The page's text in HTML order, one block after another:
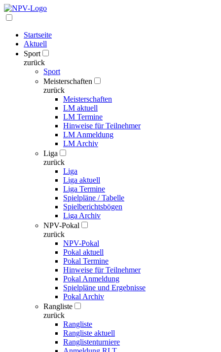
Startseite
Aktuell
Sport
zurück
Sport
Meisterschaften
zurück
Meisterschaften
LM aktuell
LM Termine
Hinweise für Teilnehmer
LM Anmeldung
LM Archiv
Liga
zurück
Liga
Liga aktuell
Liga Termine
Spielpläne / Tabelle
Spielberichtsbögen
Liga Archiv
NPV-Pokal
zurück
NPV-Pokal
Pokal aktuell
Pokal Termine
Hinweise für Teilnehmer
Pokal Anmeldung
Spielpläne und Ergebnisse
Pokal Archiv
Rangliste
zurück
Rangliste
Rangliste aktuell
Ranglistenturniere